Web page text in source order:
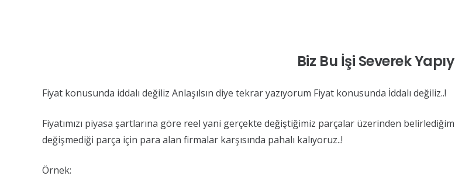
Biz Bu İşi Severek
Fiyat konusunda iddalı değiliz Anlaşılsın diye tekrar yazıyorum Fiyat konusunda İddalı değiliz..!
Fiyatımızı piyasa şartlarına göre reel yani gerçekte değiştiğimiz parçalar üzerinden
değişmediği parça için para alan firmalar karşısında pahalı kalıyoruz..!
Örnek: